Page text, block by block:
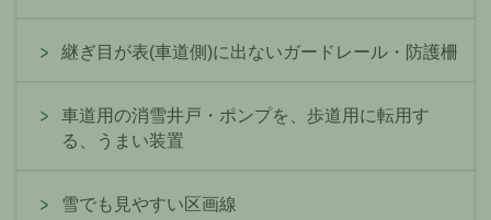
継ぎ目が表(車道側)に出ないガードレール・防護柵
車道用の消雪井戸・ポンプを、歩道用に転用す
る、うまい装置
雪でも見やすい区画線